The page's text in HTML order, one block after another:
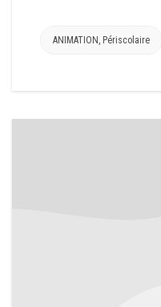
ANIMATION , Périscolaire